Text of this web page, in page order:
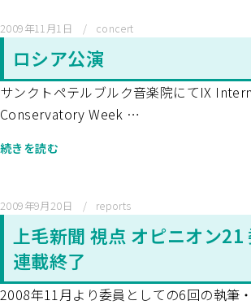
2009年11月1日 concert
ロシア公演
サンクトペテルブルク音楽院にてIX
Conservatory Week …
続きを読む
2009年9月20日 reports
上毛新聞 視点 オピニオン21
連載終了
2008年11月より委員としての6回の執筆